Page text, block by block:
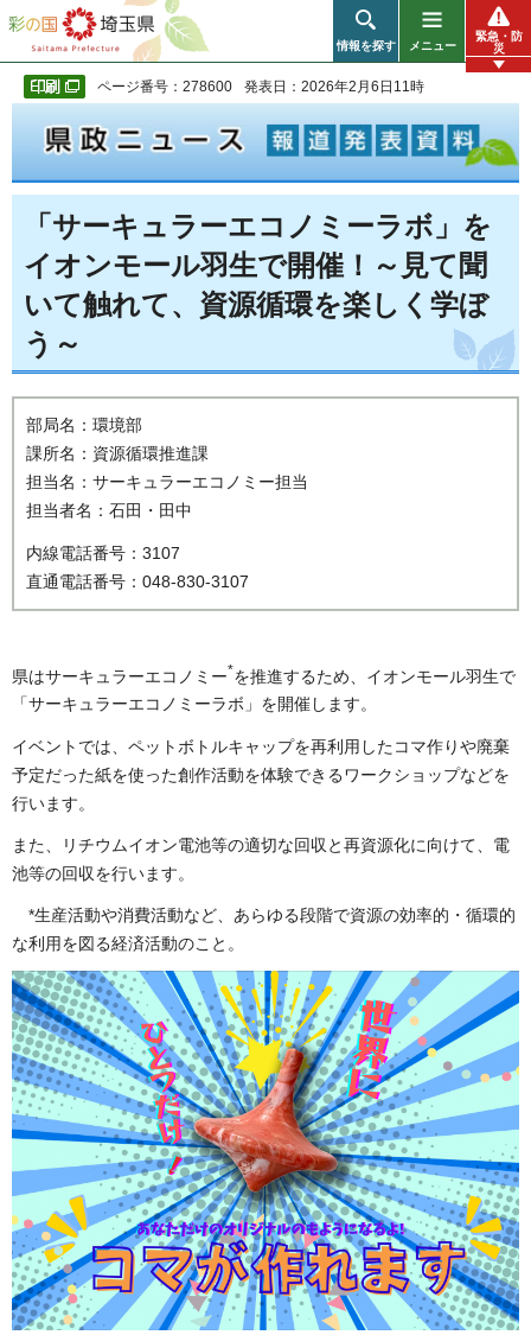
彩の国 埼玉県
情報を探す メニュー
緊急・防
災
ページ番号：278600 発表日：2026年2月6日11時
「サーキュラーエコノミーラボ」を
イオンモール羽生で開催！～見て聞
いて触れて、資源循環を楽しく学ぼ
う～
部局名：環境部
課所名：資源循環推進課
担当名：サーキュラーエコノミー担当
担当者名：石田・田中
内線電話番号：3107
直通電話番号：048-830-3107
県はサーキュラーエコノミー*を推進するため、イオンモール羽生で
「サーキュラーエコノミーラボ」を開催します。
イベントでは、ペットボトルキャップを再利用したコマ作りや廃棄
予定だった紙を使った創作活動を体験できるワークショップなどを
行います。
また、リチウムイオン電池等の適切な回収と再資源化に向けて、電
池等の回収を行います。
*生産活動や消費活動など、あらゆる段階で資源の効率的・循環的
な利用を図る経済活動のこと。